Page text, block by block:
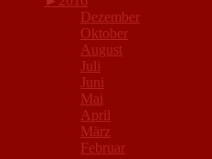
Dezember
Oktober
August
Juli
Juni
Mai
April
März
Februar